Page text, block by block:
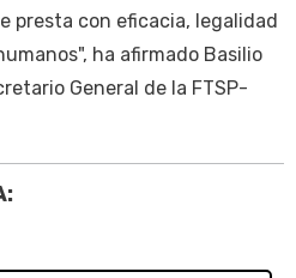
presta con eficacia, legalidad
ha afirmado Basilio
General de la FTSP-